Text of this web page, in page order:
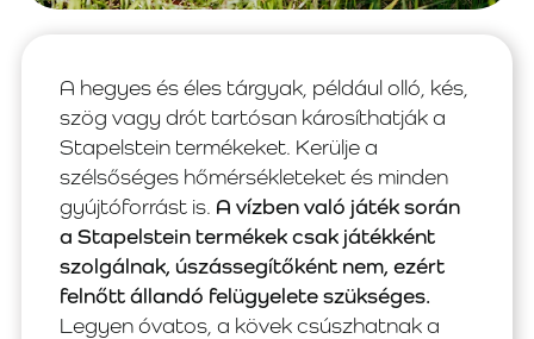
A hegyes és éles tárgyak, például olló, kés,
szög vagy drót tartósan károsíthatják a
Stapelstein termékeket. Kerülje a
szélsőséges hőmérsékleteket és minden
gyújtóforrást is. A vízben való játék során
a Stapelstein termékek csak játékként
szolgálnak, úszássegítőként nem, ezért
felnőtt állandó felügyelete szükséges.
Legyen óvatos, a kövek csúszhatnak a